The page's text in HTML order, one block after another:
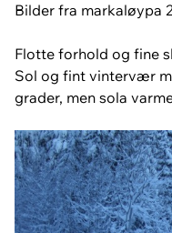
Bilder fra markaløypa
Flotte forhold og fine
Sol og fint vintervær
grader, men sola